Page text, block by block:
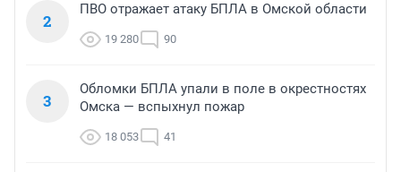
2
ПВО отражает атаку БПЛА в Омской области
19 280 90
3
Обломки БПЛА упали в поле в окрестностях
Омска — вспыхнул пожар
18 053 41